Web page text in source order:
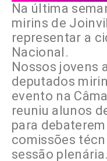
Na última
mirins de
representar a
Nacional.
Nossos jovens
deputados
evento na
reuniu alunos
para
comissões
sessão plenária.